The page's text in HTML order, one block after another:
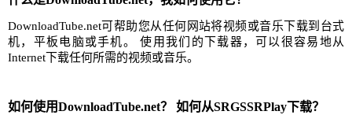
DownloadTube.net可帮助您从任何网站将视频或音乐下载到台式
机，平板电脑或手机。 使用我们的下载器，可以很容易地从
Internet下载任何所需的视频或音乐。
如何使用DownloadTube.net？ 如何从SRGSSRPlay下载？